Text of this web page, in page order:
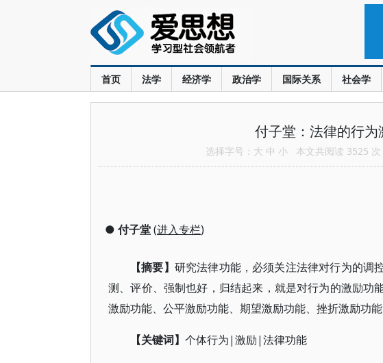
首页 法学 经济学 政治学 国际关系 社会学
付子堂：法律的行为
选择字号： 大 中 小 本文共阅读 3525
● 付子堂(进入专栏)
【摘要】 研究法律功能，必须关注法律对行为的调
测、评价、强制也好，归结起来，就是对行为的激励功
激励功能、公平激励功能、期望激励功能、挫折激励功
【关键词】 个体行为|激励|法律功能